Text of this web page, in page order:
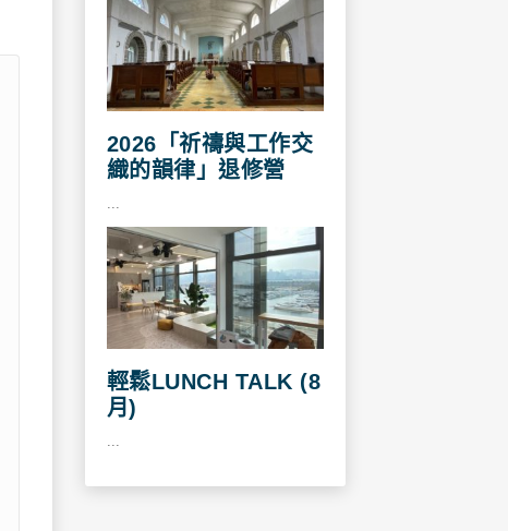
2026「祈禱與工作交
織的韻律」退修營
輕鬆LUNCH TALK (8
月)